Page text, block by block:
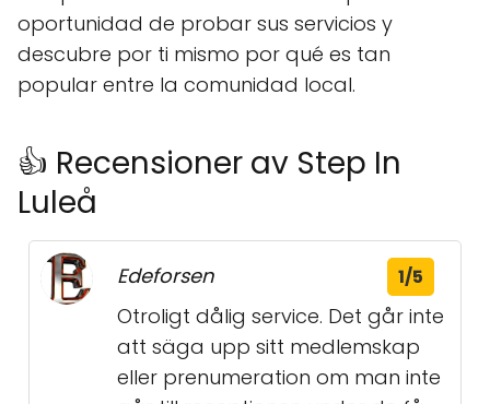
oportunidad de probar sus servicios y
descubre por ti mismo por qué es tan
popular entre la comunidad local.
👍 Recensioner av Step In
Luleå
Edeforsen 1/5
Otroligt dålig service. Det går inte
att säga upp sitt medlemskap
eller prenumeration om man inte